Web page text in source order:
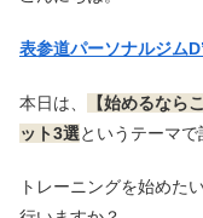
表参道パーソナルジム
本日は、
【始めるなら
ット3選というテーマで
トレーニングを始めた